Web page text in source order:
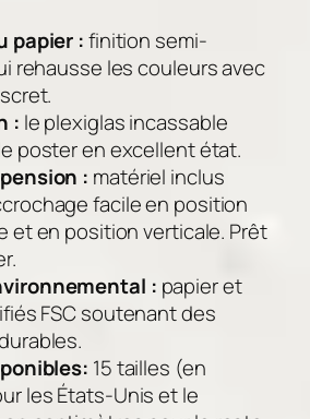
papier :finition semi-
rehausse les couleurs avec
: le plexiglas incassable
poster en excellent état.
: matériel inclus
facile en position
et en position verticale. Prêt
: papier et
FSC soutenant des
15 tailles (en
les États-Unis et le